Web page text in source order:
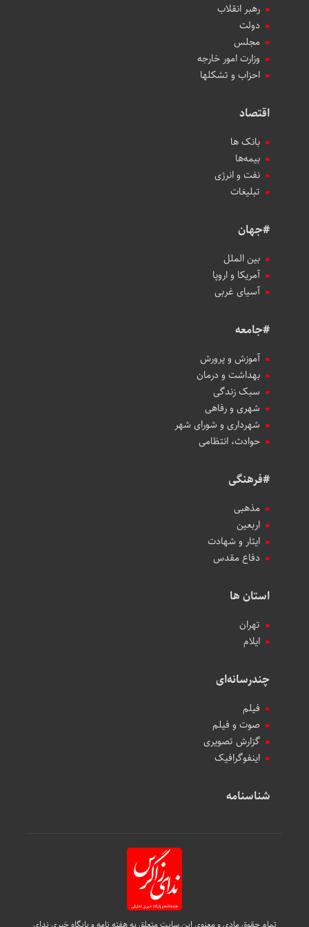
رهبر انقلاب
دولت
مجلس
وزارت امور خارجه
احزاب و تشکلها
اقتصاد
بانک ها
بیمه‌ها
نفت و انرژی
تبلیغات
#جهان
بین الملل
آمریکا و اروپا
آسیای غربی
#جامعه
آموزش و پرورش
بهداشت و درمان
سبک زندگی
شهری و رفاهی
شهرداری و شورای شهر
حوادث، انتظامی
#فرهنگی
مذهبی
اربعین
ایثار و شهادت
دفاع مقدس
استان ها
تهران
ایلام
چندرسانه‌ای
فیلم
صوت و فیلم
گزارش تصویری
اینفوگرافیک
شناسنامه